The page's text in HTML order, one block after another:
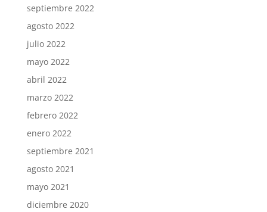
septiembre 2022
agosto 2022
julio 2022
mayo 2022
abril 2022
marzo 2022
febrero 2022
enero 2022
septiembre 2021
agosto 2021
mayo 2021
diciembre 2020